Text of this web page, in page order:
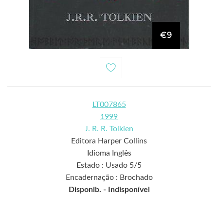
€9
LT007865
1999
J. R. R. Tolkien
Editora Harper Collins
Idioma Inglês
Estado : Usado 5/5
Encadernação : Brochado
Disponib. -
Indisponível